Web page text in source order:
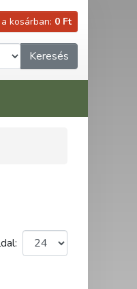
a kosárban: 0 Ft
Keresés